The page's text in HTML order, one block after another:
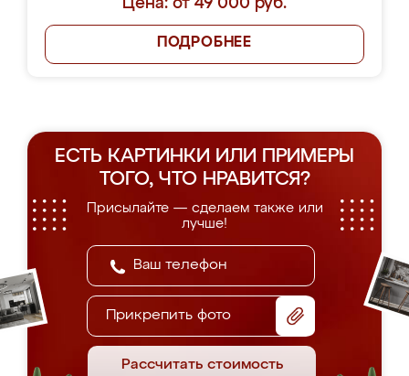
Цена: от 49 000 руб.
ПОДРОБНЕЕ
ЕСТЬ КАРТИНКИ ИЛИ ПРИМЕРЫ
ТОГО, ЧТО НРАВИТСЯ?
Присылайте — сделаем также или
лучше!
Прикрепить фото
Рассчитать стоимость